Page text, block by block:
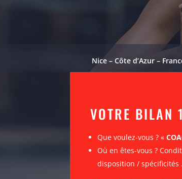
Nice – Côte d’Azur –
VOTRE BILAN
Que voulez-vous ? «
Où en êtes-vous ?
disposition / spécificités